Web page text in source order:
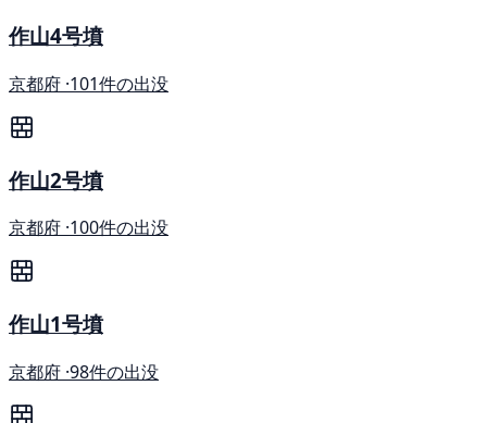
作山4号墳
京都府 ·101件の出没
作山2号墳
京都府 ·100件の出没
作山1号墳
京都府 ·98件の出没